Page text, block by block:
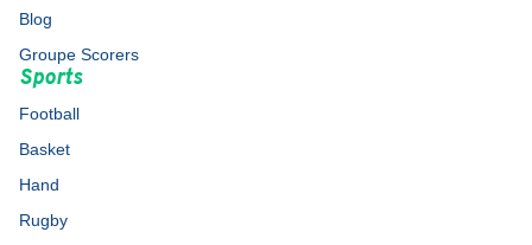
Blog
Groupe Scorers
Sports
Football
Basket
Hand
Rugby